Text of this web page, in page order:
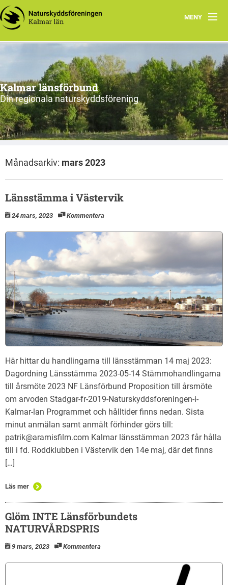
MENY
Hem
Om oss och vår förening
Styrelsen 2026
Protokoll
Natur i Kalmar län
Kalmar länsförbund
Din regionala naturskyddsförening
Månadsarkiv: mars 2023
Länsstämma i Västervik
24 mars, 2023 Kommentera
Här hittar du handlingarna till länsstämman 14 maj 2023:
Dagordning Länsstämma 2023-05-14 Stämmohandlingarna
till årsmöte 2023 NF Länsförbund Proposition till årsmöte
om arvoden Stadgar-fr-2019-Naturskyddsforeningen-i-
Kalmar-lan Programmet och hålltider finns nedan. Sista
minut anmälan samt anmält förhinder görs till:
patrik@aramisfilm.com Kalmar länsstämman 2023 får hålla
till i fd. Roddklubben i Västervik den 14e maj, där det finns
[…]
Läs mer
Glöm INTE Länsförbundets
NATURVÅRDSPRIS
9 mars, 2023 Kommentera